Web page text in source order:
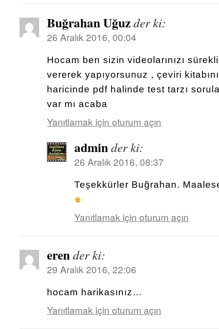
Buğrahan Uğuzder ki:
26 Aralık 2016, 00:04
Hocam ben sizin videolarınızı
vererek yapıyorsunuz , çeviri
haricinde pdf halinde test tarzı
var mı acaba
Yanıtlamak için oturum açın
adminder ki:
26 Aralık 2016, 08:37
Teşekkürler Buğrahan.
Yanıtlamak için oturum açın
erender ki:
29 Aralık 2016, 22:06
hocam harikasınız…
Yanıtlamak için oturum açın